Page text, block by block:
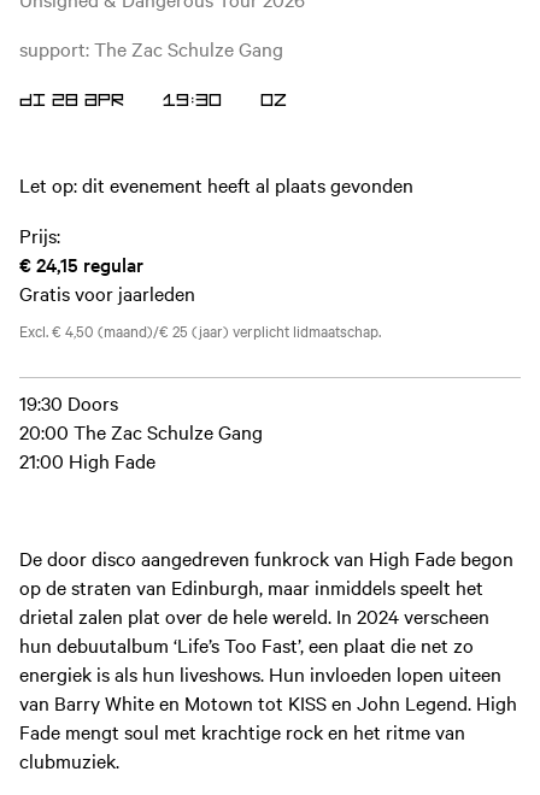
support: The Zac Schulze Gang
DI 28 APR 19:30 OZ
Let op: dit evenement heeft al plaats gevonden
Prijs:
€ 24,15 regular
Gratis voor jaarleden
Excl. € 4,50 (maand)/€ 25 (jaar) verplicht lidmaatschap.
19:30 Doors
20:00 The Zac Schulze Gang
21:00 High Fade
De door disco aangedreven funkrock van High Fade begon
op de straten van Edinburgh, maar inmiddels speelt het
drietal zalen plat over de hele wereld. In 2024 verscheen
hun debuutalbum ‘Life’s Too Fast’, een plaat die net zo
energiek is als hun liveshows. Hun invloeden lopen uiteen
van Barry White en Motown tot KISS en John Legend. High
Fade mengt soul met krachtige rock en het ritme van
clubmuziek.